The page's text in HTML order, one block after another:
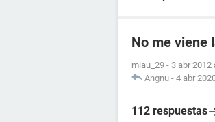
No me viene
miau_29 - 3 abr 2012
Angnu - 4 abr
112 respuestas